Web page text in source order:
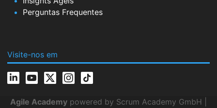
Perguntas Frequentes
Visite-nos em
Agile Academy powered by Scrum Academy GmbH |